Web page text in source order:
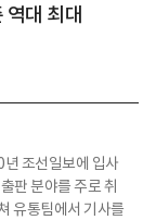
대 최대
조선일보에 입사
판 분야를 주로 취
유통팀에서 기사를